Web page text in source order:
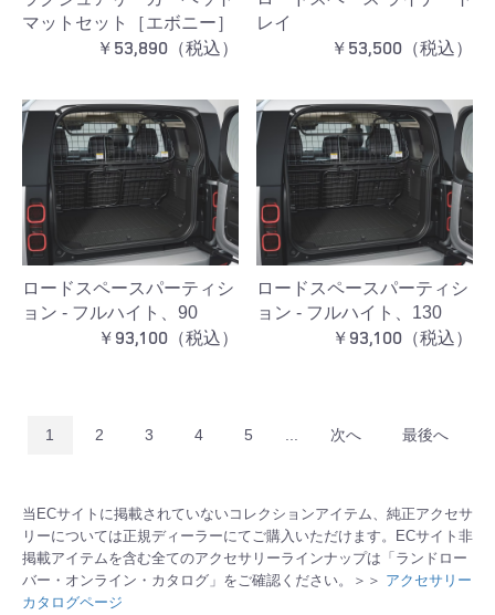
マットセット［エボニー］
￥53,890（税込）
レイ
￥53,500（税込）
ロードスペースパーティシ
ョン - フルハイト、90
￥93,100（税込）
ロードスペースパーティシ
ョン - フルハイト、130
￥93,100（税込）
お買い物を続ける カートへ進む
1 2 3 4 5 次へ 最後へ
当ECサイトに掲載されていないコレクションアイテム、純正アクセサ
リーについては正規ディーラーにてご購入いただけます。ECサイト非
掲載アイテムを含む全てのアクセサリーラインナップは「ランドロー
バー・オンライン・カタログ」をご確認ください。＞＞ アクセサリー
カタログページ